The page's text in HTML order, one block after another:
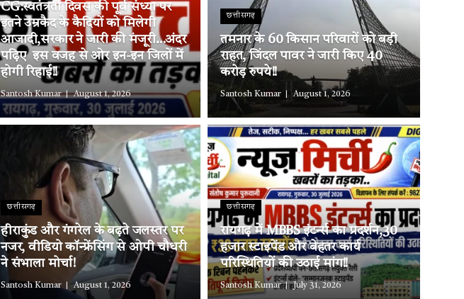
CG:स्वतंत्रता दिवस की पूर्व संध्या पर
इतने उम्रकैद के कैदियों को मिलेगी
आजादी,सरकार ने जारी की मंजूरी…अंदर
पढ़िए इस वजह से ओर इन-इन जिलों में
होगी रिहाई!!
Santosh Kumar August 1, 2026
छत्तीसगढ़
हीराकुंड और गंगरेल के बढ़ते जलस्तर पर
नजर, वीडियो कॉन्फ्रेंसिंग से ओपी चौधरी
ने संभाला मोर्चा!
Santosh Kumar August 1, 2026
छत्तीसगढ़
तमनार के 60 किसान परिवारों को बड़ी
राहत, जिंदल पावर ने जारी किए 40
करोड़ रुपये!!
Santosh Kumar August 1, 2026
छत्तीसगढ़
रायगढ़ में MBBS इंटर्न्स का प्रदर्शन,30
हजार स्टाइपेंड और बेहतर कार्य
परिस्थितियों की उठाई मांग!!
Santosh Kumar July 31, 2026